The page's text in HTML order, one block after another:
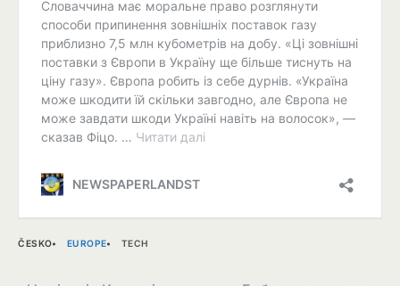
ČESKO EUROPE TECH